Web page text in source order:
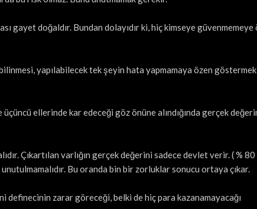
gayet doğaldır. Bundan dolayıdır ki, hiç kimseye güvenmemeye
yapılabilecek tek şeyin hata yapmamaya özen göstermek
ellerinde kar edeceği göz önüne alındığında gerçek
Çıkartılan varlığın gerçek değerini sadece devlet verir. ( %
Bu oranda bin bir zorluklar sonucu ortaya çıkar.
definecinin zarar göreceği, belki de hiç para kazanamayacağı